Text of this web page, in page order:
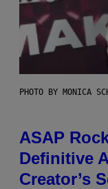
PHOTO BY MONICA
ASAP
Definitive
Creator’s